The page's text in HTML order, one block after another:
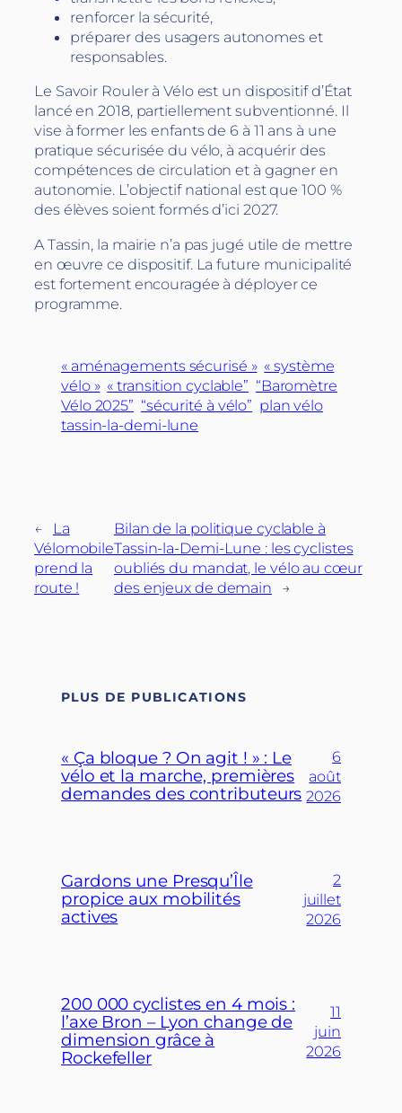
renforcer la sécurité,
préparer des usagers autonomes et
responsables.
Le Savoir Rouler à Vélo est un dispositif d’État
lancé en 2018, partiellement subventionné. Il
vise à former les enfants de 6 à 11 ans à une
pratique sécurisée du vélo, à acquérir des
compétences de circulation et à gagner en
autonomie. L’objectif national est que 100 %
des élèves soient formés d’ici 2027.
A Tassin, la mairie n’a pas jugé utile de mettre
en œuvre ce dispositif. La future municipalité
est fortement encouragée à déployer ce
programme.
« aménagements sécurisé » « système
vélo » « transition cyclable” “Baromètre
Vélo 2025” “sécurité à vélo” plan vélo
tassin-la-demi-lune
←
La
Vélomobile
prend la
route !
Bilan de la politique cyclable à
Tassin-la-Demi-Lune : les cyclistes
oubliés du mandat, le vélo au cœur
des enjeux de demain
→
PLUS DE PUBLICATIONS
« Ça bloque ? On agit ! » : Le
vélo et la marche, premières
demandes des contributeurs
6
août
2026
Gardons une Presqu’Île
propice aux mobilités
actives
2
juillet
2026
200 000 cyclistes en 4 mois :
l’axe Bron – Lyon change de
dimension grâce à
Rockefeller
11
juin
2026